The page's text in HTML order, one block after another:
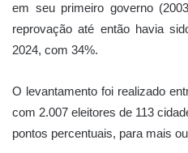
em seu primeiro governo
reprovação até então havia
2024, com 34%.
O levantamento foi realizado
com 2.007 eleitores de 113
pontos percentuais, para mais